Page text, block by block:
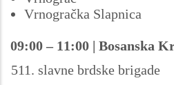
Vrnogračka Slapnica
09:00 – 11:00 | Bosanska
slavne brdske brigade